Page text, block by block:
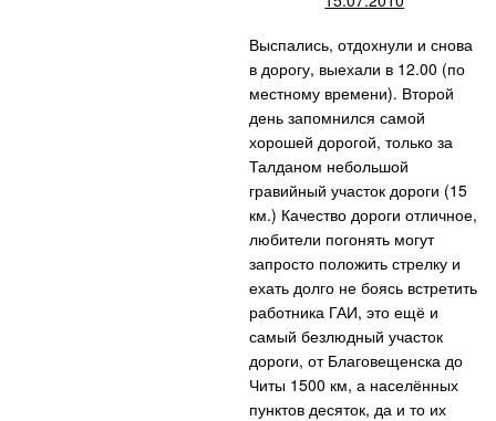
Выспались, отдохнули и снова
в дорогу, выехали в 12.00 (по
местному времени). Второй
день запомнился самой
хорошей дорогой, только за
Талданом небольшой
гравийный участок дороги (15
км.) Качество дороги отличное,
любители погонять могут
запросто положить стрелку и
ехать долго не боясь встретить
работника ГАИ, это ещё и
самый безлюдный участок
дороги, от Благовещенска до
Читы 1500 км, а населённых
пунктов десяток, да и то их